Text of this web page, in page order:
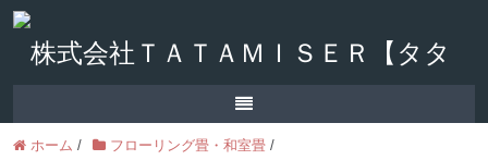
ホーム / フローリング畳・和室畳 /